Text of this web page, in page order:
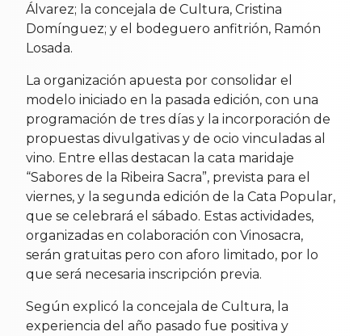
Álvarez; la concejala de Cultura, Cristina
Domínguez; y el bodeguero anfitrión, Ramón
Losada.
La organización apuesta por consolidar el
modelo iniciado en la pasada edición, con una
programación de tres días y la incorporación de
propuestas divulgativas y de ocio vinculadas al
vino. Entre ellas destacan la cata maridaje
“Sabores de la Ribeira Sacra”, prevista para el
viernes, y la segunda edición de la Cata Popular,
que se celebrará el sábado. Estas actividades,
organizadas en colaboración con Vinosacra,
serán gratuitas pero con aforo limitado, por lo
que será necesaria inscripción previa.
Según explicó la concejala de Cultura, la
experiencia del año pasado fue positiva y